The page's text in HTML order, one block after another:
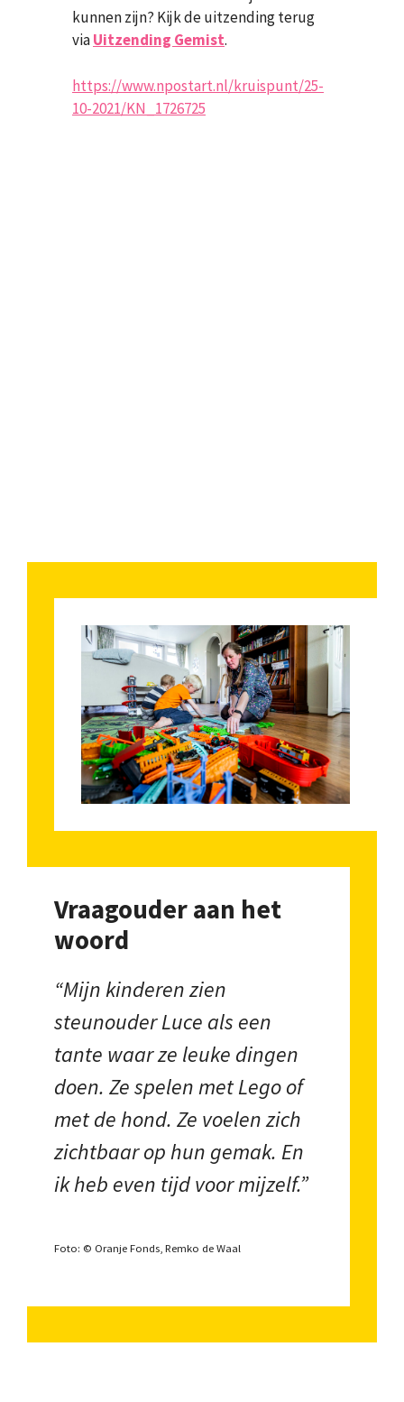
kunnen zijn? Kijk de uitzending terug
viaUitzending Gemist.
https://www.npostart.nl/kruispunt/25-
10-2021/KN_1726725
Vraagouder aan het
woord
“Mijn kinderen zien
steunouder Luce als een
tante waar ze leuke dingen
doen. Ze spelen met Lego of
met de hond. Ze voelen zich
zichtbaar op hun gemak. En
ik heb even tijd voor mijzelf.”
Foto: © Oranje Fonds, Remko de Waal